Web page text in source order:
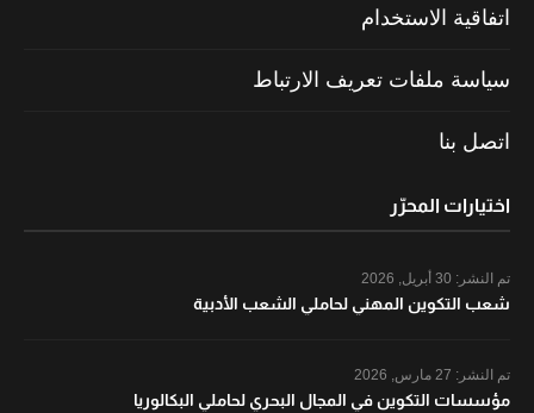
اتفاقية الاستخدام
سياسة ملفات تعريف الارتباط
اتصل بنا
اختيارات المحرّر
تم النشر:
شعب التكوين المهني لحاملي الشعب الأدبية
تم النشر:
مؤسسات التكوين في المجال البحري لحاملي البكالوريا